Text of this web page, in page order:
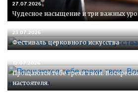
27.07.2026
Чудесное насыщение и три важных
23.07.2026
Фестиваль церковного искусства
12.07.2026
Прощаются тебе грехи твои.
настоятеля.